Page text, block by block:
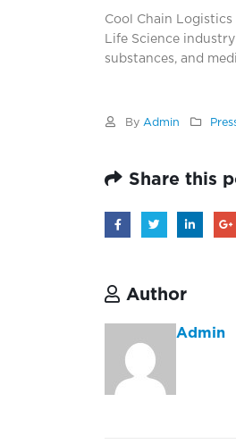
Cool Chain
Life Science
substances, and
By Admin
Share this
Author
Admin